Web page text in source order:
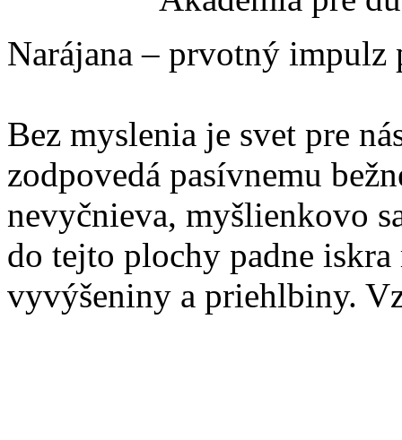
Narájana – prvotný impulz
Bez myslenia je svet pre
zodpovedá pasívnemu
nevyčnieva, myšlienkovo
do tejto plochy padne
vyvýšeniny a priehlbiny.